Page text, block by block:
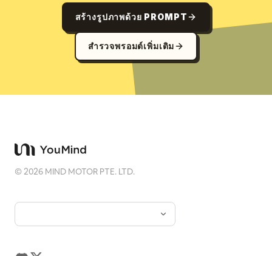
สร้างรูปภาพด้วย PROMPT
สำรวจพรอมต์เพิ่มเติม
©2026 MIND MOTOR PTE. LTD.